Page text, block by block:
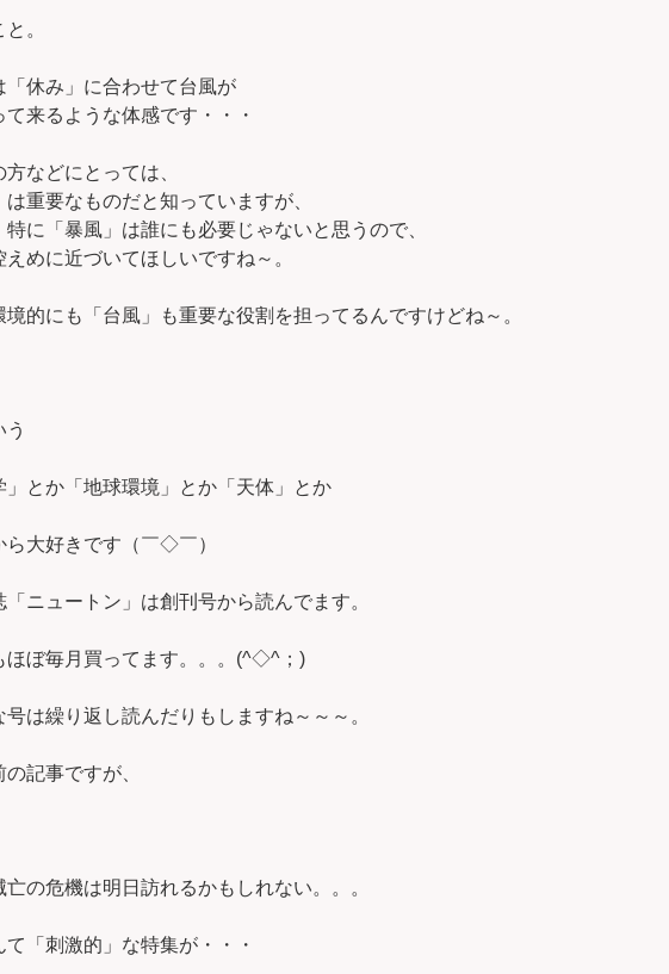
。
「休み」に合わせて台風が
て来るような体感です・・・
方などにとっては、
は重要なものだと知っていますが、
特に「暴風」は誰にも必要じゃないと思うので、
えめに近づいてほしいですね～。
境的にも「台風」も重要な役割を担ってるんですけどね～。
う
」とか「地球環境」とか「天体」とか
ら大好きです（￣◇￣）
「ニュートン」は創刊号から読んでます。
ほぼ毎月買ってます。。。(^◇^；)
号は繰り返し読んだりもしますね～～～。
の記事ですが、
亡の危機は明日訪れるかもしれない。。。
て「刺激的」な特集が・・・